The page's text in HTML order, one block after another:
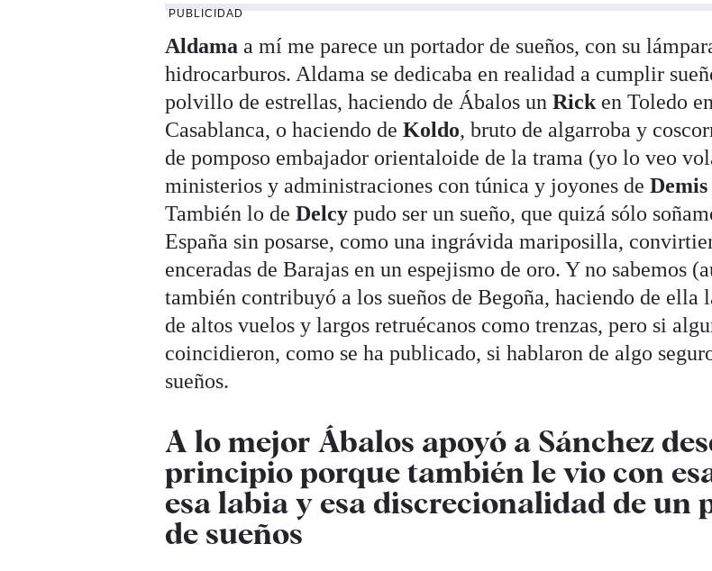
PUBLICIDAD
Aldama a mí me parece un portador de sueños, con su
hidrocarburos. Aldama se dedicaba en realidad a cumplir
polvillo de estrellas, haciendo de Ábalos unRick en Toledo
Casablanca, o haciendo deKoldo, bruto de algarroba y
de pomposo embajador orientaloide de la trama (yo lo veo
ministerios y administraciones con túnica y joyones deDemis
También lo deDelcy pudo ser un sueño, que quizá sólo
España sin posarse, como una ingrávida mariposilla,
enceradas de Barajas en un espejismo de oro. Y no sabemos
también contribuyó a los sueños de Begoña, haciendo de ella
de altos vuelos y largos retruécanos como trenzas, pero si
coincidieron, como se ha publicado, si hablaron de algo
sueños.
A lo mejor Ábalos apoyó a Sánchez
principio porque también le vio con
esa labia y esa discrecionalidad de un
de sueños